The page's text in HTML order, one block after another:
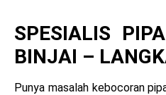
SPESIALIS
BINJAI –
Punya masalah kebocoran